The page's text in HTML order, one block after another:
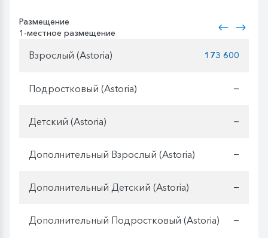
Размещение
1-местное размещение
Взрослый (Astoria) 173 600
Подростковый (Astoria) —
Детский (Astoria) —
Дополнительный Взрослый (Astoria) —
Дополнительный Детский (Astoria) —
Дополнительный Подростковый (Astoria) —